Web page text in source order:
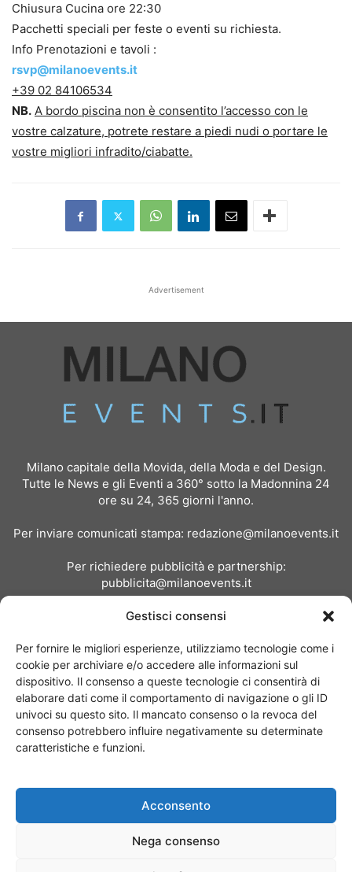
Gestisci consensi
Per fornire le migliori esperienze, utilizziamo tecnologie come i
cookie per archiviare e/o accedere alle informazioni sul
dispositivo. Il consenso a queste tecnologie ci consentirà di
elaborare dati come il comportamento di navigazione o gli ID
univoci su questo sito. Il mancato consenso o la revoca del
consenso potrebbero influire negativamente su determinate
caratteristiche e funzioni.
Acconsento
Nega consenso
Chiusura Cucina ore 22:30
Pacchetti speciali per feste o eventi su richiesta.
Info Prenotazioni e tavoli :
rsvp@milanoevents.it
+39 02 84106534
NB. A bordo piscina non è consentito l’accesso con le
vostre calzature, potrete restare a piedi nudi o portare le
vostre migliori infradito/ciabatte.
Advertisement
Milano capitale della Movida, della Moda e del Design.
Tutte le News e gli Eventi a 360° sotto la Madonnina 24
ore su 24, 365 giorni l'anno.
Per inviare comunicati stampa: redazione@milanoevents.it
Per richiedere pubblicità e partnership:
pubblicita@milanoevents.it
Chi siamo I Nostri Clienti
© Copyright 2017 - MilanoEvents.it© managed by